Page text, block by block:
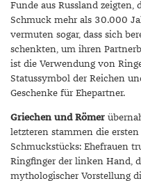
OPAL
PERIDOT
PYRIT
QUARZ
ROSENQUARZ
RUBIN
SAPHIR
Funde aus Russland zeigten,
Schmuck mehr als 30.000
vermuten sogar, dass sich
schenkten, um ihren
ist die Verwendung von
Statussymbol der Reichen
Geschenke für Ehepartner.
Griechen und Römer
letzteren stammen die ersten
Schmuckstücks: Ehefrauen
Ringfinger der linken Hand,
mythologischer Vorstellung